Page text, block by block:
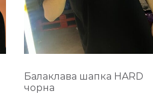
Балаклава шапка HARD
чорна